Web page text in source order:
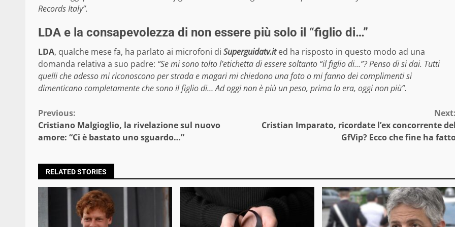
Records Italy”.
LDA e la consapevolezza di non essere più solo il “figlio di…”
LDA, qualche mese fa, ha parlato ai microfoni di Superguidatv.ited ha risposto in questo modo ad una
domanda relativa a suo padre: “Se mi sono tolto l’etichetta di essere soltanto “il figlio di…”? Penso di si dai. Tutti
quelli che adesso mi riconoscono per strada e magari mi chiedono una foto o mi fanno dei complimenti si
dimenticano completamente che sono il figlio di… Ad oggi non è più un peso, prima lo era, oggi non più”.
Continue
Reading
Previous:
Cristiano Malgioglio, la rivelazione sul nuovo
amore: “Ci è bastato uno sguardo…”
Next:
Cristian Imparato, ricordate l’ex concorrente del
GfVip? Ecco che fine ha
RELATED STORIES